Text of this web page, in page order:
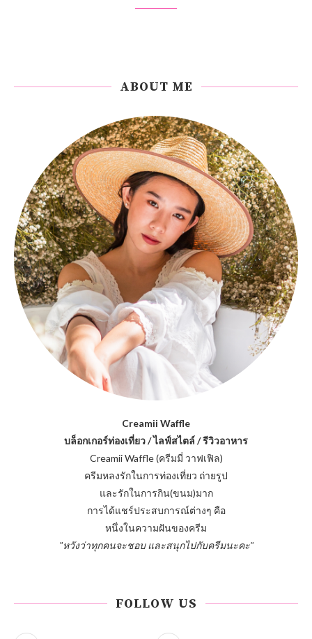
ABOUT ME
Creamii Waffle
บล็อกเกอร์ท่องเที่ยว / ไลฟ์สไตล์ / รีวิวอาหาร
Creamii Waffle (ครีมมี่ วาฟเฟิล)
ครีมหลงรักในการท่องเที่ยว ถ่ายรูป
และรักในการกิน(ขนม)มาก
การได้แชร์ประสบการณ์ต่างๆ คือ
หนึ่งในความฝันของครีม
"หวังว่าทุกคนจะชอบ และสนุกไปกับครีมนะคะ"
FOLLOW US